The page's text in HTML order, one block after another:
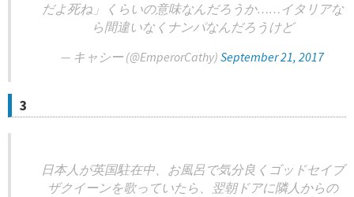
だよ死ね」くらいの意味なんだろうか……イタリアな
ら間違いなくナンパなんだろうけど
— キャシー (@EmperorCathy) September 21, 2017
3
日本人が英国駐在中、お風呂で気分良くゴッドセイブ
ザクイーンを歌っていたら、翌朝ドアに隣人からの